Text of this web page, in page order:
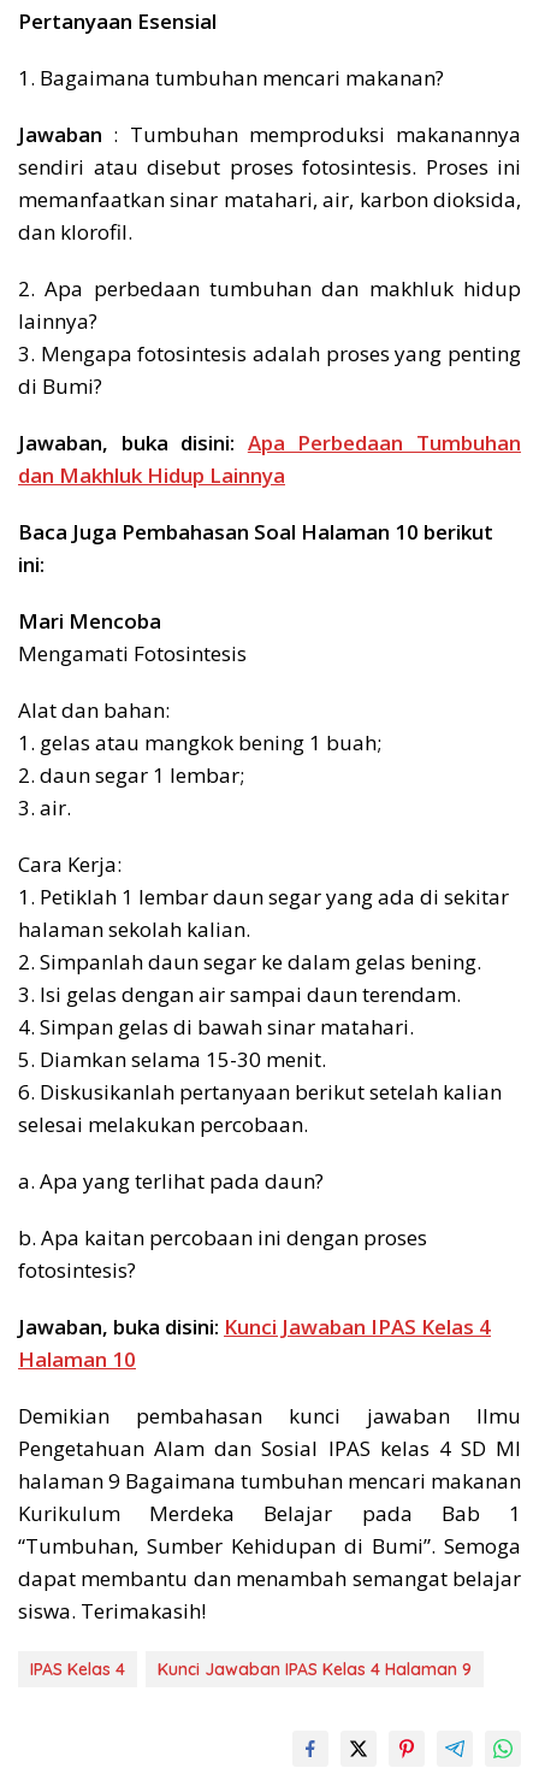
Pertanyaan Esensial
1. Bagaimana tumbuhan mencari makanan?
Jawaban : Tumbuhan memproduksi makanannya
sendiri atau disebut proses fotosintesis. Proses ini
memanfaatkan sinar matahari, air, karbon dioksida,
dan klorofil.
2. Apa perbedaan tumbuhan dan makhluk hidup
lainnya?
3. Mengapa fotosintesis adalah proses yang penting
di Bumi?
Jawaban, buka disini: Apa Perbedaan Tumbuhan
dan Makhluk Hidup Lainnya
Baca Juga Pembahasan Soal Halaman 10 berikut
ini:
Mari Mencoba
Mengamati Fotosintesis
Alat dan bahan:
1. gelas atau mangkok bening 1 buah;
2. daun segar 1 lembar;
3. air.
Cara Kerja:
1. Petiklah 1 lembar daun segar yang ada di sekitar
halaman sekolah kalian.
2. Simpanlah daun segar ke dalam gelas bening.
3. Isi gelas dengan air sampai daun terendam.
4. Simpan gelas di bawah sinar matahari.
5. Diamkan selama 15-30 menit.
6. Diskusikanlah pertanyaan berikut setelah kalian
selesai melakukan percobaan.
a. Apa yang terlihat pada daun?
b. Apa kaitan percobaan ini dengan proses
fotosintesis?
Jawaban, buka disini: Kunci Jawaban IPAS Kelas 4
Halaman 10
Demikian pembahasan kunci jawaban Ilmu
Pengetahuan Alam dan Sosial IPAS kelas 4 SD MI
halaman 9 Bagaimana tumbuhan mencari makanan
Kurikulum Merdeka Belajar pada Bab 1
“Tumbuhan, Sumber Kehidupan di Bumi”. Semoga
dapat membantu dan menambah semangat belajar
siswa. Terimakasih!
IPAS Kelas 4 Kunci Jawaban IPAS Kelas 4 Halaman 9